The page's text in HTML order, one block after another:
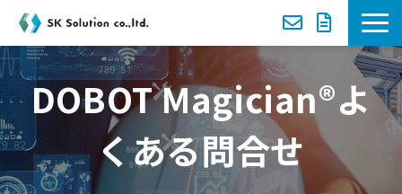
新着案内
選ばれる理由
サービス一覧
DOBOT Magician®よ
くある問合せ